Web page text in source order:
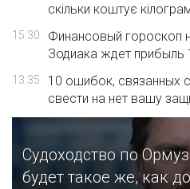
скільки коштує
15:30
Финансовый гороскоп
Зодиака ждет прибыль
13:35
10 ошибок, связанных
свести на нет вашу
Судоходство по
будет такое же, как